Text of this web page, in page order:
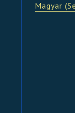
Magyar